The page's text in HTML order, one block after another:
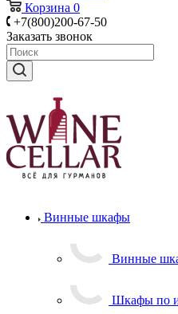
Корзина 0
+7(800)200-67-50
Заказать звонок
Винные шкафы
Винные
Шкафы по